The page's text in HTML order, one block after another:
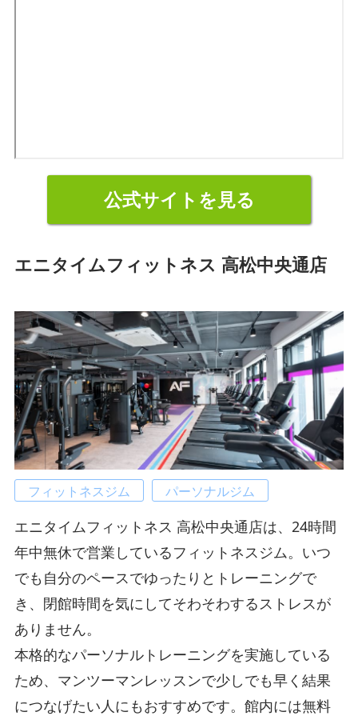
公式サイトを見る
エニタイムフィットネス 高松中央通店
フィットネスジム パーソナルジム
エニタイムフィットネス 高松中央通店は、24時間
年中無休で営業しているフィットネスジム。いつ
でも自分のペースでゆったりとトレーニングで
き、閉館時間を気にしてそわそわするストレスが
ありません。
本格的なパーソナルトレーニングを実施している
ため、マンツーマンレッスンで少しでも早く結果
につなげたい人にもおすすめです。館内には無料